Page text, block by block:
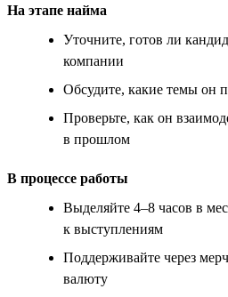
На этапе найма
Уточните, готов ли
компании
Обсудите, какие темы он
Проверьте, как он
в прошлом
В процессе работы
Выделяйте 4–8 часов в
к выступлениям
Поддерживайте через
валюту